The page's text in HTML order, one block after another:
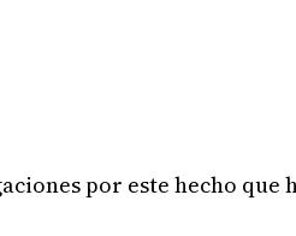
por este hecho que